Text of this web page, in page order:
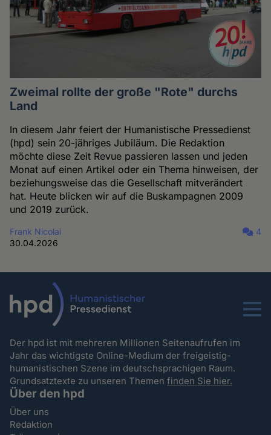
Zweimal rollte der große "Rote" durchs
Land
In diesem Jahr feiert der Humanistische Pressedienst
(hpd) sein 20-jähriges Jubiläum. Die Redaktion
möchte diese Zeit Revue passieren lassen und jeden
Monat auf einen Artikel oder ein Thema hinweisen, der
beziehungsweise das die Gesellschaft mitverändert
hat. Heute blicken wir auf die Buskampagnen 2009
und 2019 zurück.
Frank Nicolai
30.04.2026
4
Menu
Der hpd ist mit mehreren Millionen Seitenaufrufen im
Jahr das wichtigste Online-Medium der freigeistig-
humanistischen Szene im deutschsprachigen Raum.
Grundsatztexte zu unseren Themenfinden Sie hier.
Über den hpd
Über uns
Redaktion